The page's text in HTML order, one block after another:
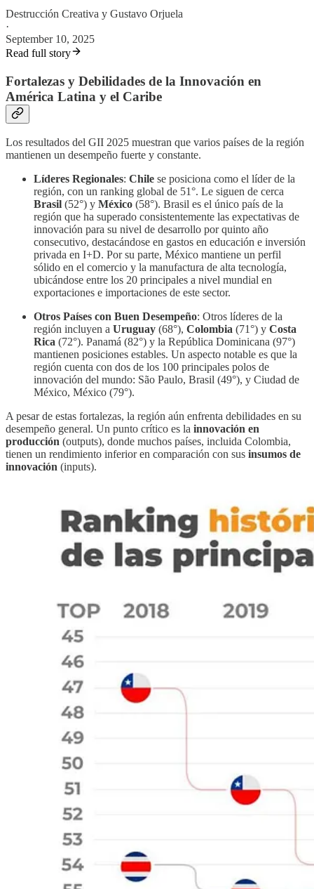
Destrucción Creativa y Gustavo Orjuela
·
September 10, 2025
Read full story
Fortalezas y Debilidades de la Innovación en
América Latina y el Caribe
Los resultados del GII 2025 muestran que varios países de la región
mantienen un desempeño fuerte y constante.
Líderes Regionales: Chile se posiciona como el líder de la
región, con un ranking global de 51°. Le siguen de cerca
Brasil (52°) y México (58°). Brasil es el único país de la
región que ha superado consistentemente las expectativas de
innovación para su nivel de desarrollo por quinto año
consecutivo, destacándose en gastos en educación e inversión
privada en I+D. Por su parte, México mantiene un perfil
sólido en el comercio y la manufactura de alta tecnología,
ubicándose entre los 20 principales a nivel mundial en
exportaciones e importaciones de este sector.
Otros Países con Buen Desempeño: Otros líderes de la
región incluyen a Uruguay (68°), Colombia (71°) y Costa
Rica (72°). Panamá (82°) y la República Dominicana (97°)
mantienen posiciones estables. Un aspecto notable es que la
región cuenta con dos de los 100 principales polos de
innovación del mundo: São Paulo, Brasil (49°), y Ciudad de
México, México (79°).
A pesar de estas fortalezas, la región aún enfrenta debilidades en su
desempeño general. Un punto crítico es la innovación en
producción (outputs), donde muchos países, incluida Colombia,
tienen un rendimiento inferior en comparación con sus insumos de
innovación (inputs).